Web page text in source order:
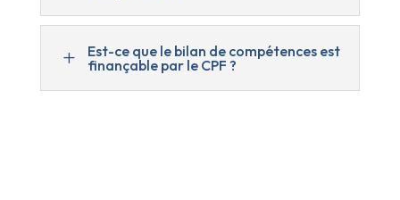
L
Est-ce que le bilan de compétences est
finançable par le CPF ?